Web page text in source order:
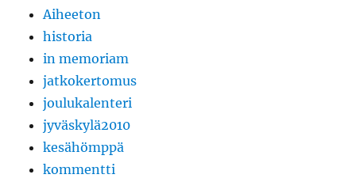
Aiheeton
historia
in memoriam
jatkokertomus
joulukalenteri
jyväskylä2010
kesähömppä
kommentti